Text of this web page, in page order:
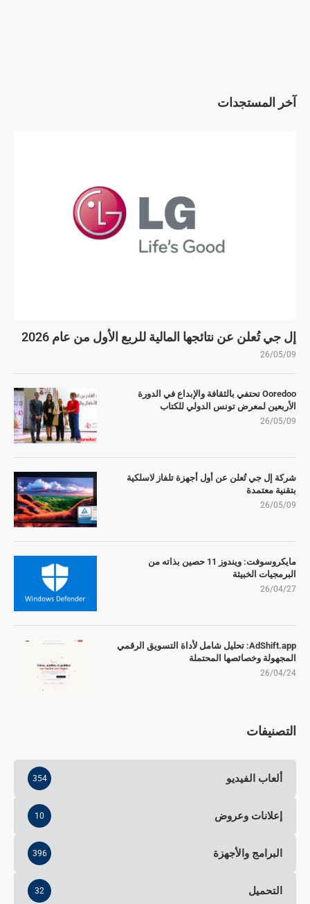
آخر المستجدات
إل جي تُعلن عن نتائجها المالية للربع الأول من عام 2026
26/05/09
Ooredoo تحتفي بالثقافة والإبداع في الدورة
الأربعين لمعرض تونس الدولي للكتاب
26/05/09
شركة إل جي تُعلن عن أول أجهزة تلفاز لاسلكية
بتقنية معتمدة
26/05/09
مايكروسوفت: ويندوز 11 حصين بذاته من
البرمجيات الخبيثة
26/04/27
AdShift.app: تحليل شامل لأداة التسويق الرقمي
المجهولة وخصائصها المحتملة
26/04/24
التصنيفات
ألعاب الفيديو 354
إعلانات وعروض 10
البرامج والأجهزة 396
التحميل 32